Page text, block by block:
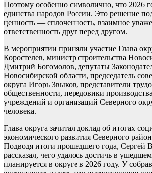
Поэтому особенно символично, что 2026
единства народов России. Это решение
ценность — сплоченность, взаимное
ответственность друг перед другом.
В мероприятии приняли участие Глава
Коростелев, министр строительства
Дмитрий Богомолов, депутаты
Новосибирской области, председатель
округа Игорь Звыков, представители
общественности, передовики
учреждений и организаций Северного
человека.
Глава округа зачитал доклад об итогах
экономического развития Северного
Подводя итоги прошедшего года, Сергей
рассказал, чего удалось достичь в
планируется в округе в 2026 году. У